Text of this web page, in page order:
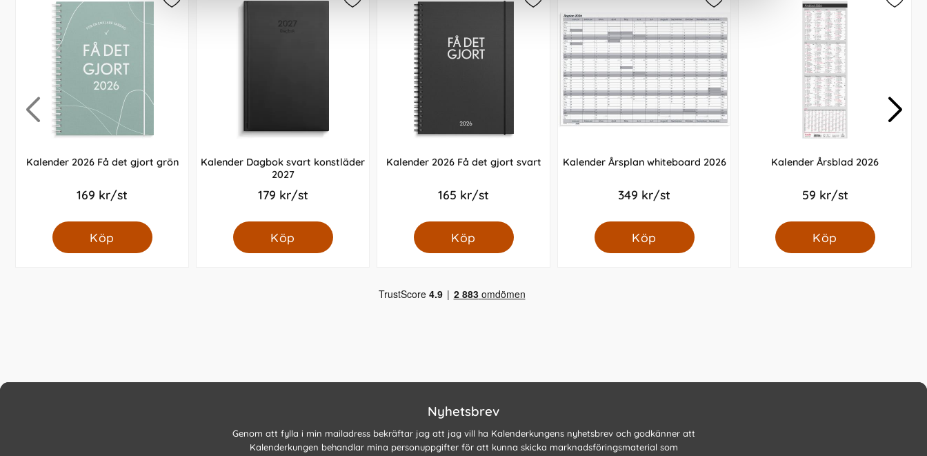
Kalender 2026 Få det gjort grön
169 kr/st
Köp
Kalender Dagbok svart konstläder
2027
179 kr/st
Köp
Kalender 2026 Få det gjort svart
165 kr/st
Köp
Kalender Årsplan whiteboard 2026
349 kr/st
Köp
Kalender Årsblad 2026
59 kr/st
Köp
Nyhetsbrev
Genom att fylla i min mailadress bekräftar jag att jag vill ha Kalenderkungens nyhetsbrev och godkänner att
Kalenderkungen behandlar mina personuppgifter för att kunna skicka marknadsföringsmaterial som